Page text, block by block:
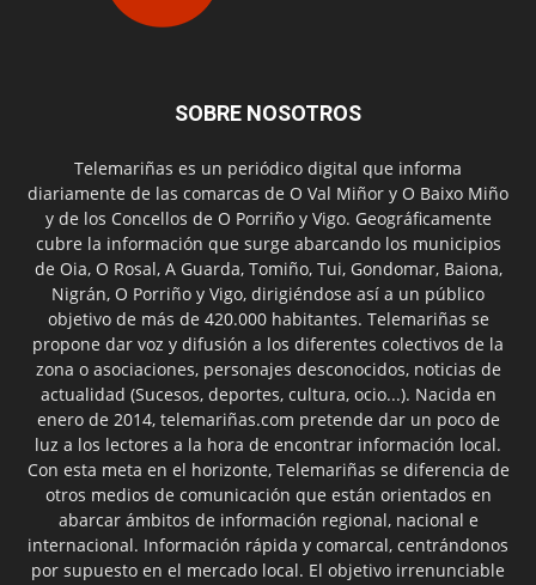
SOBRE NOSOTROS
Telemariñas es un periódico digital que informa
diariamente de las comarcas de O Val Miñor y O Baixo Miño
y de los Concellos de O Porriño y Vigo. Geográficamente
cubre la información que surge abarcando los municipios
de Oia, O Rosal, A Guarda, Tomiño, Tui, Gondomar, Baiona,
Nigrán, O Porriño y Vigo, dirigiéndose así a un público
objetivo de más de 420.000 habitantes. Telemariñas se
propone dar voz y difusión a los diferentes colectivos de la
zona o asociaciones, personajes desconocidos, noticias de
actualidad (Sucesos, deportes, cultura, ocio...). Nacida en
enero de 2014, telemariñas.com pretende dar un poco de
luz a los lectores a la hora de encontrar información local.
Con esta meta en el horizonte, Telemariñas se diferencia de
otros medios de comunicación que están orientados en
abarcar ámbitos de información regional, nacional e
internacional. Información rápida y comarcal, centrándonos
por supuesto en el mercado local. El objetivo irrenunciable